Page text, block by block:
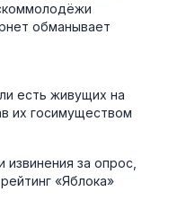
обманывает
есть живущих на
их госимуществом
за опрос,
«Яблока»